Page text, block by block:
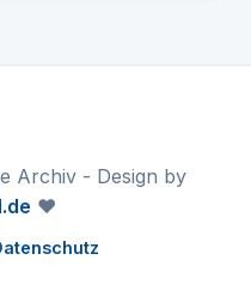
Archiv - Design by
❤️